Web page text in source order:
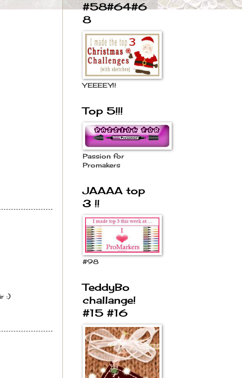
:)
#58#64#6
8
YEEEEY!!
Top 5!!!
Passion for
Promakers
JAAAA top
3 !!
#98
TeddyBo
challange!
#15 #16